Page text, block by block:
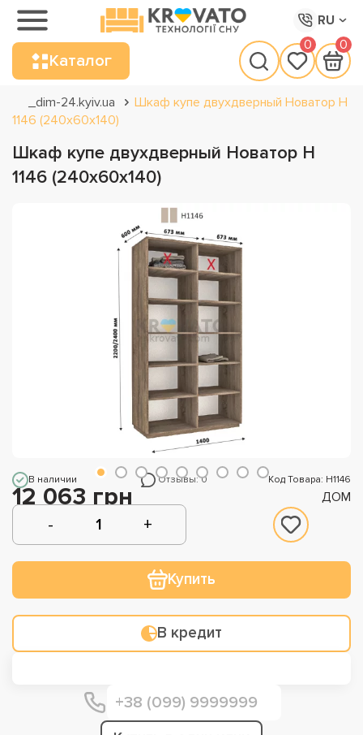
RU
Каталог
0 0
_dim-24.kyiv.ua
Шкаф купе двухдверный Новатор Н
1146 (240х60х140)
Шкаф купе двухдверный Новатор Н
1146 (240х60х140)
В наличии Отзывы: 0 Код Товара: Н1146
12 063 грн ДОМ
Купить
В кредит